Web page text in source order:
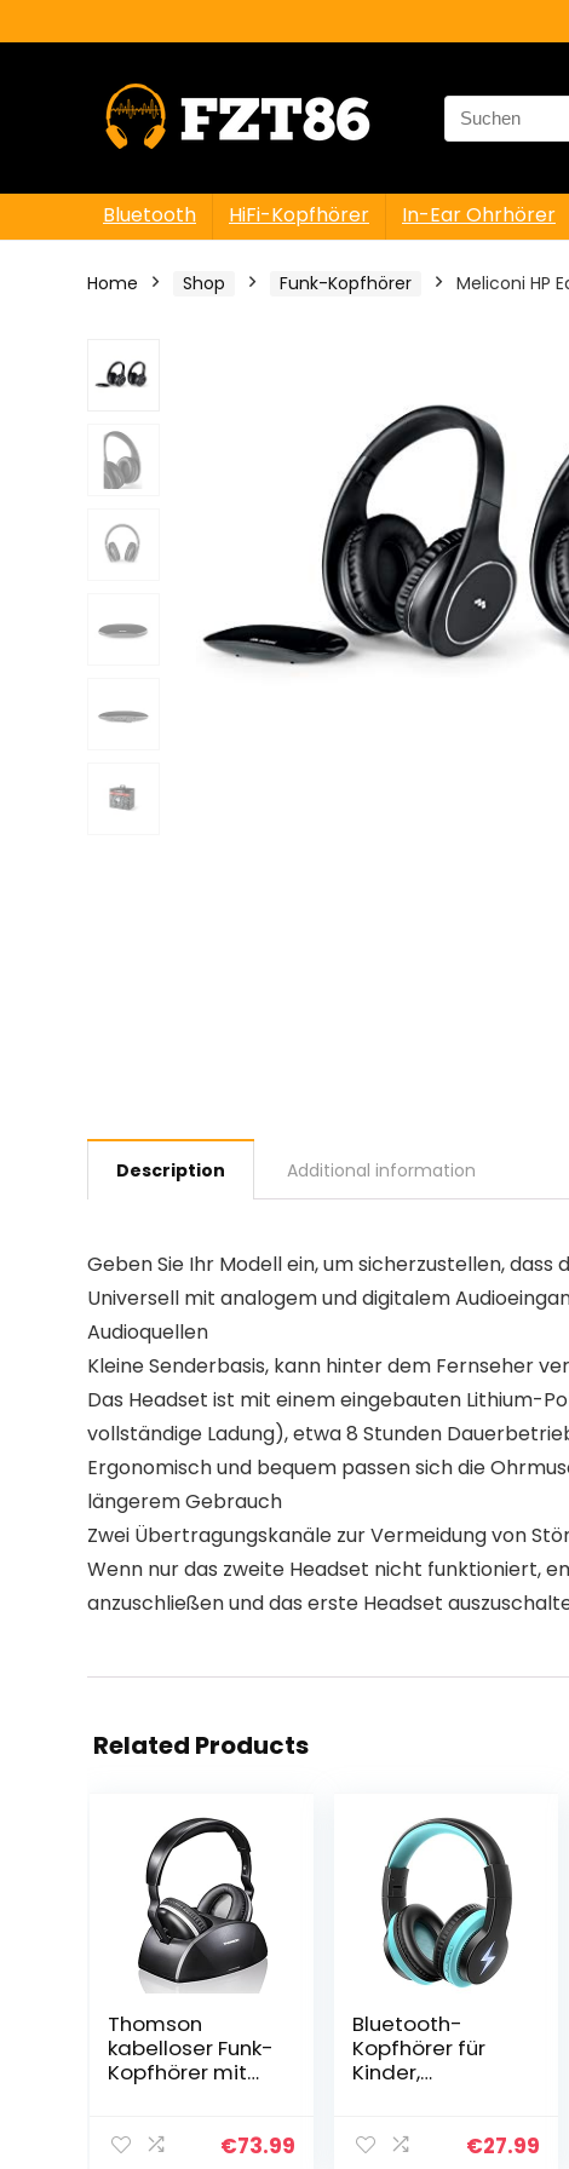
Search
for:
Bluetooth HiFi-Kopfhörer In-Ear Ohrhörer
Home Shop Funk-Kopfhörer Meliconi HP
Description Additional information
Geben Sie Ihr Modell ein, um sicherzustellen, dass
Universell mit analogem und digitalem
Audioquellen
Kleine Senderbasis, kann hinter dem Fernseher
Das Headset ist mit einem eingebauten Lithium-
vollständige Ladung), etwa 8 Stunden
Ergonomisch und bequem passen sich die
längerem Gebrauch
Zwei Übertragungskanäle zur Vermeidung von
Wenn nur das zweite Headset nicht funktioniert,
anzuschließen und das erste Headset
Related Products
Thomson
kabelloser Funk-
Kopfhörer mit
Over-Ear-
€73.99
Bluetooth-
Kopfhörer für
Kinder,
Kopfhörer mit
€27.99